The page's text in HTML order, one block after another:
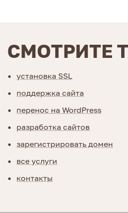
СМОТРИТЕ
установка SSL
поддержка сайта
перенос на WordPress
разработка сайтов
зарегистрировать домен
все услуги
контакты